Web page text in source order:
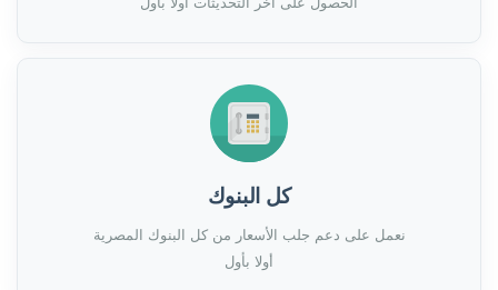
كل البنوك
نعمل على دعم جلب الأسعار من كل البنوك المصرية
أولا بأول